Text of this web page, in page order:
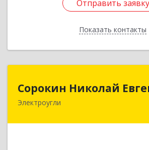
Отправить заявку
Показать контакты
Отправить заявку
Назад
Сорокин Николай
Электроугли
Сорокин Николай